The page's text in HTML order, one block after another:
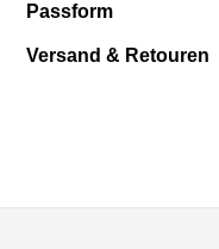
Passform
Versand & Retouren